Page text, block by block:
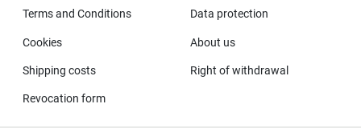
Terms and Conditions
Data protection
Cookies About us
Shipping costs Right of withdrawal
Revocation form